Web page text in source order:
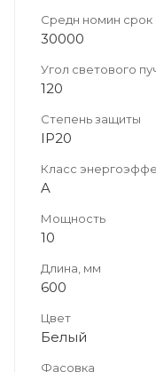
Средн номин срок
30000
Угол светового
120
Степень защиты
IP20
Класс
A
Мощность
10
Длина, мм
600
Цвет
Белый
Фасовка